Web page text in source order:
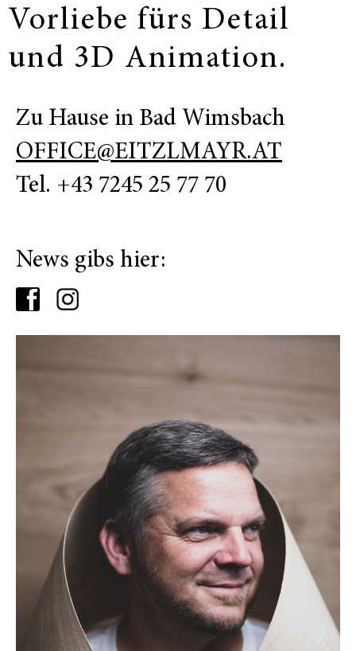
Vorliebe fürs Detail
und 3D Animation.
Zu Hause in Bad Wimsbach
OFFICE@EITZLMAYR.AT
Tel. +43 7245 25 77 70
News gibs hier: